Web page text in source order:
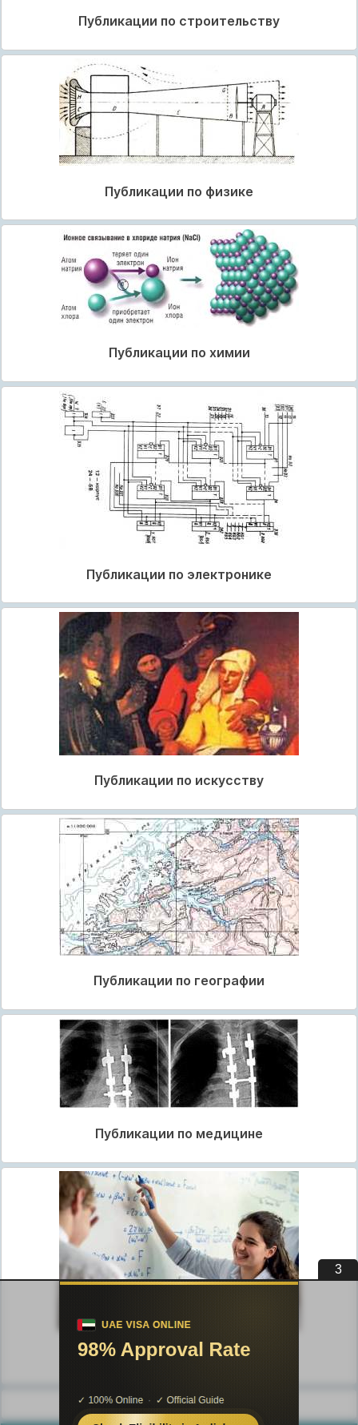
Публикации по строительству
Публикации по физике
Публикации по химии
Публикации по электронике
Публикации по искусству
Публикации по географии
Публикации по медицине
Публикации по педагогике
Разделы публикаций
3